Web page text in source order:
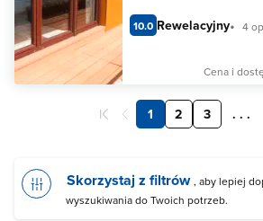
10.0 Rewelacyjny 4
Cena i
1 2 3 . . .
Skorzystaj z filtrów , aby lepiej
wyszukiwania do Twoich potrzeb.